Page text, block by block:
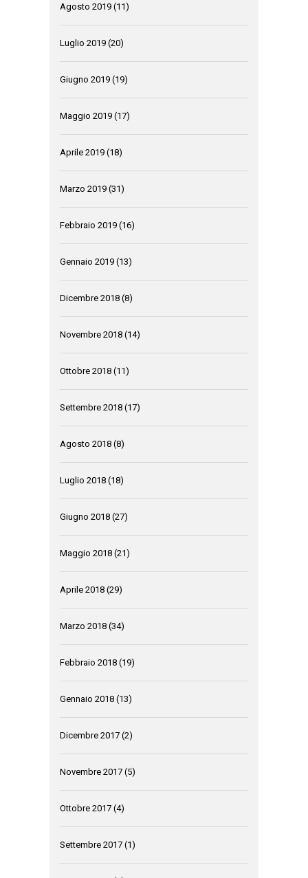
Agosto 2019 (11)
Luglio 2019 (20)
Giugno 2019 (19)
Maggio 2019 (17)
Aprile 2019 (18)
Marzo 2019 (31)
Febbraio 2019 (16)
Gennaio 2019 (13)
Dicembre 2018 (8)
Novembre 2018 (14)
Ottobre 2018 (11)
Settembre 2018 (17)
Agosto 2018 (8)
Luglio 2018 (18)
Giugno 2018 (27)
Maggio 2018 (21)
Aprile 2018 (29)
Marzo 2018 (34)
Febbraio 2018 (19)
Gennaio 2018 (13)
Dicembre 2017 (2)
Novembre 2017 (5)
Ottobre 2017 (4)
Settembre 2017 (1)